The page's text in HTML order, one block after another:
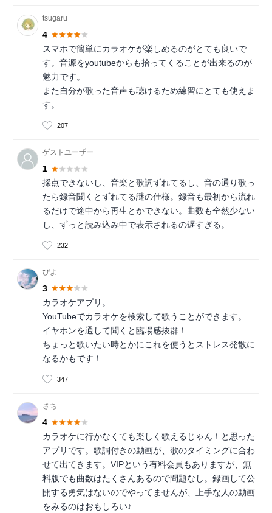
tsugaru
4
スマホで簡単にカラオケが楽しめるのがとても良いで
す。音源をyoutubeからも拾ってくることが出来るのが
魅力です。
また自分が歌った音声も聴けるため練習にとても使えま
す。
207
ゲストユーザー
1
採点できないし、音楽と歌詞ずれてるし、音の通り歌っ
たら録音聞くとずれてる謎の仕様。録音も最初から流れ
るだけで途中から再生とかできない。曲数も全然少ない
し、ずっと読み込み中で表示されるの遅すぎる。
232
ぴよ
3
カラオケアプリ。
YouTubeでカラオケを検索して歌うことができます。
イヤホンを通して聞くと臨場感抜群！
ちょっと歌いたい時とかにこれを使うとストレス発散に
なるかもです！
347
さち
4
カラオケに行かなくても楽しく歌えるじゃん！と思った
アプリです。歌詞付きの動画が、歌のタイミングに合わ
せて出てきます。VIPという有料会員もありますが、無
料版でも曲数はたくさんあるので問題なし。録画して公
開する勇気はないのでやってませんが、上手な人の動画
をみるのはおもしろい♪